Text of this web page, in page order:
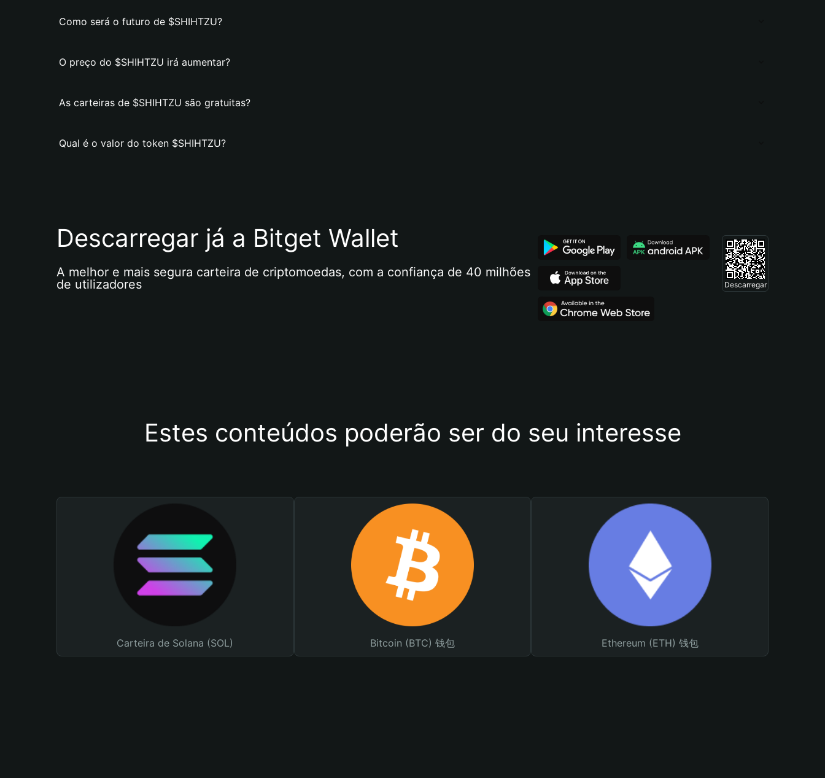
Como será o futuro de $SHIHTZU?
O preço do $SHIHTZU irá aumentar?
As carteiras de $SHIHTZU são gratuitas?
Qual é o valor do token $SHIHTZU?
Descarregar já a Bitget Wallet
A melhor e mais segura carteira de criptomoedas, com a confiança de 40 milhões
de utilizadores
Descarregar
Estes conteúdos poderão ser do seu interesse
Carteira de Solana (SOL) Bitcoin (BTC) 钱包 Ethereum (ETH) 钱包